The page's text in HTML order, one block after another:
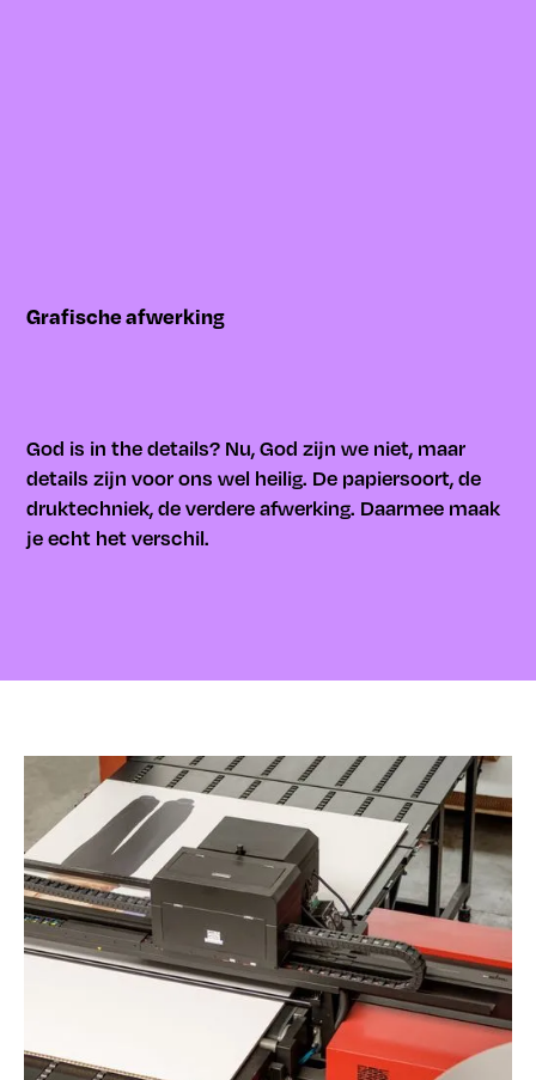
Grafische afwerking
God is in the details? Nu, God zijn we niet, maar
details zijn voor ons wel heilig. De papiersoort, de
druktechniek, de verdere afwerking. Daarmee maak
je echt het verschil.